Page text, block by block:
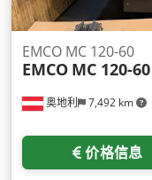
奥地利 7,492 km
EMCO MC 120-60
EMCO MC 120-60
价格信息